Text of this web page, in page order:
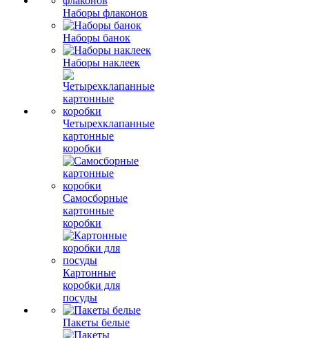
Наборы флаконов
Наборы банок
Наборы наклеек
Четырехклапанные
картонные
коробки
Самосборные
картонные
коробки
Картонные
коробки для
посуды
Пакеты белые